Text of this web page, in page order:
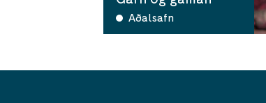
Aðalsafn